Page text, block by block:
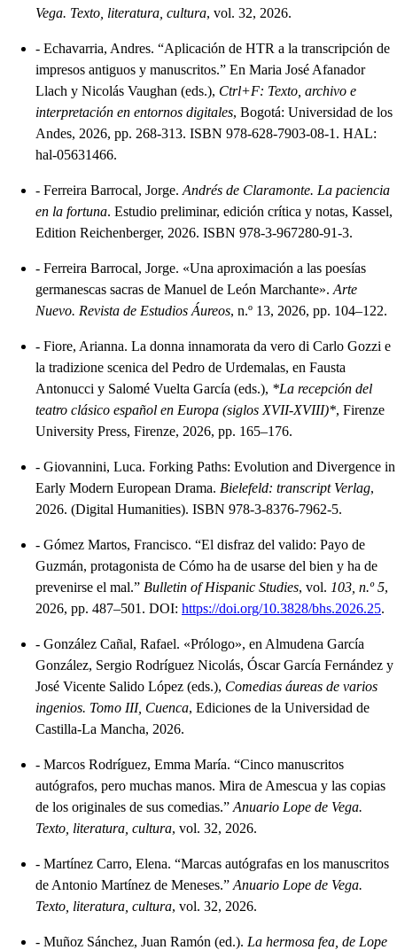
Vega. Texto, literatura, cultura, vol. 32, 2026.
- Echavarria, Andres. “Aplicación de HTR a la transcripción de
impresos antiguos y manuscritos.” En Maria José Afanador
Llach y Nicolás Vaughan (eds.), Ctrl+F: Texto, archivo e
interpretación en entornos digitales, Bogotá: Universidad de los
Andes, 2026, pp. 268-313. ISBN 978-628-7903-08-1. HAL:
hal-05631466.
- Ferreira Barrocal, Jorge. Andrés de Claramonte. La paciencia
en la fortuna. Estudio preliminar, edición crítica y notas, Kassel,
Edition Reichenberger, 2026. ISBN 978-3-967280-91-3.
- Ferreira Barrocal, Jorge. «Una aproximación a las poesías
germanescas sacras de Manuel de León Marchante». Arte
Nuevo. Revista de Estudios Áureos, n.º 13, 2026, pp. 104–122.
- Fiore, Arianna. La donna innamorata da vero di Carlo Gozzi e
la tradizione scenica del Pedro de Urdemalas, en Fausta
Antonucci y Salomé Vuelta García (eds.), *La recepción del
teatro clásico español en Europa (siglos XVII-XVIII)*, Firenze
University Press, Firenze, 2026, pp. 165–176.
- Giovannini, Luca. Forking Paths: Evolution and Divergence in
Early Modern European Drama. Bielefeld: transcript Verlag,
2026. (Digital Humanities). ISBN 978-3-8376-7962-5.
- Gómez Martos, Francisco. “El disfraz del valido: Payo de
Guzmán, protagonista de Cómo ha de usarse del bien y ha de
prevenirse el mal.” Bulletin of Hispanic Studies, vol. 103, n.º 5,
2026, pp. 487–501. DOI: https://doi.org/10.3828/bhs.2026.25.
- González Cañal, Rafael. «Prólogo», en Almudena García
González, Sergio Rodríguez Nicolás, Óscar García Fernández y
José Vicente Salido López (eds.), Comedias áureas de varios
ingenios. Tomo III, Cuenca, Ediciones de la Universidad de
Castilla-La Mancha, 2026.
- Marcos Rodríguez, Emma María. “Cinco manuscritos
autógrafos, pero muchas manos. Mira de Amescua y las copias
de los originales de sus comedias.” Anuario Lope de Vega.
Texto, literatura, cultura, vol. 32, 2026.
- Martínez Carro, Elena. “Marcas autógrafas en los manuscritos
de Antonio Martínez de Meneses.” Anuario Lope de Vega.
Texto, literatura, cultura, vol. 32, 2026.
- Muñoz Sánchez, Juan Ramón (ed.). La hermosa fea, de Lope